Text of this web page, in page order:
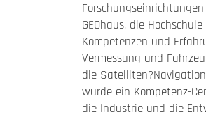
GEOhaus, die
Kompetenzen und
Vermessung und
die
wurde ein Kompetenz-
die Industrie und die